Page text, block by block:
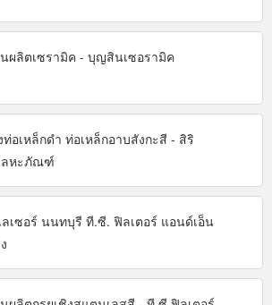
นผลิตเซรามิค - บุญสินเซอรามิค
อเหล็กดำ ท่อเหล็กอาบสังกะสี - สิริ
หะภัณฑ์
ลเซอร์ นนทบุรี ที.ซี. ฟิลเตอร์ แอนด์เอ็น